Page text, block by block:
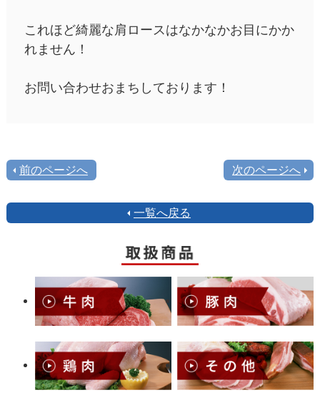
これほど綺麗な肩ロースはなかなかお目にかか
れません！
お問い合わせおまちしております！
前のページへ 次のページへ
一覧へ戻る